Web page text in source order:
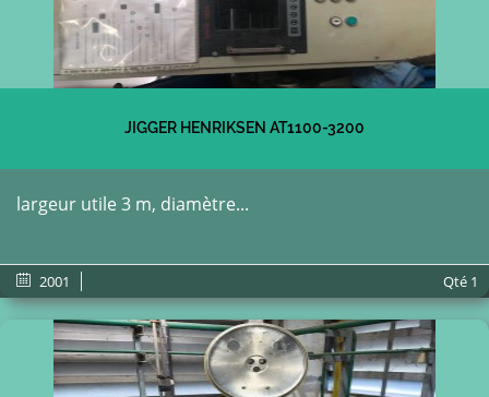
JIGGER HENRIKSEN AT1100-3200
largeur utile 3 m, diamètre...
2001 Qté 1